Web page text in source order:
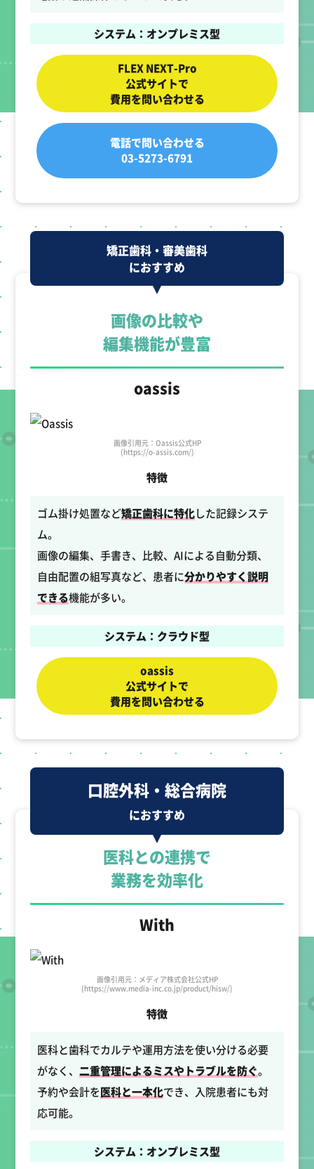
システム：オンプレミス型
FLEX NEXT-Pro
公式サイトで
費用を問い合わせる
電話で問い合わせる
03-5273-6791
矯正歯科・審美歯科
におすすめ
画像の比較や
編集機能が豊富
oassis
画像引用元：Oassis公式HP
(https://o-assis.com/)
特徴
ゴム掛け処置など矯正歯科に特化した記録システ
ム。
画像の編集、手書き、比較、AIによる自動分類、
自由配置の組写真など、患者に分かりやすく説明
できる機能が多い。
システム：クラウド型
oassis
公式サイトで
費用を問い合わせる
口腔外科・総合病院
におすすめ
医科との連携で
業務を効率化
With
画像引用元：メディア株式会社公式HP
(https://www.media-inc.co.jp/product/hisw/)
特徴
医科と歯科でカルテや運用方法を使い分ける必要
がなく、 二重管理によるミスやトラブルを防ぐ。
予約や会計を医科と一本化でき、入院患者にも対
応可能。
システム：オンプレミス型